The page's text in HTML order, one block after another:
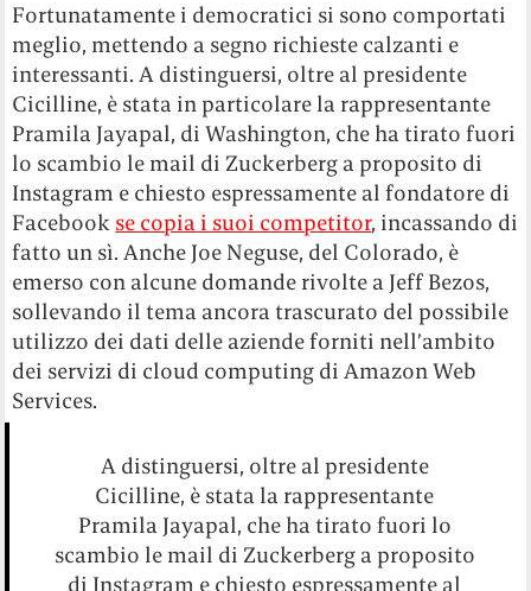
Fortunatamente i democratici si sono comportati
meglio, mettendo a segno richieste calzanti e
interessanti. A distinguersi, oltre al presidente
Cicilline, è stata in particolare la rappresentante
Pramila Jayapal, di Washington, che ha tirato fuori
lo scambio le mail di Zuckerberg a proposito di
Instagram e chiesto espressamente al fondatore di
Facebook se copia i suoi competitor, incassando di
fatto un sì. Anche Joe Neguse, del Colorado, è
emerso con alcune domande rivolte a Jeff Bezos,
sollevando il tema ancora trascurato del possibile
utilizzo dei dati delle aziende forniti nell’ambito
dei servizi di cloud computing di Amazon Web
Services.
A distinguersi, oltre al presidente
Cicilline, è stata la rappresentante
Pramila Jayapal, che ha tirato fuori lo
scambio le mail di Zuckerberg a proposito
di Instagram e chiesto espressamente al